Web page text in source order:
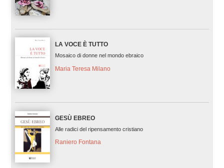
LA VOCE È TUTTO
Mosaico di donne nel mondo ebraico
Maria Teresa Milano
GESÙ EBREO
Alle radici del ripensamento cristiano
Raniero Fontana